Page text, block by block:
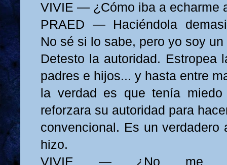
VIVIE — ¿Cómo iba a echarme
PRAED — Haciéndola
No sé si lo sabe, pero yo soy
Detesto la autoridad. Estropea
padres e hijos... y hasta entre
la verdad es que tenía
reforzara su autoridad para
convencional. Es un verdadero
hizo.
VIVIE — ¿No me he